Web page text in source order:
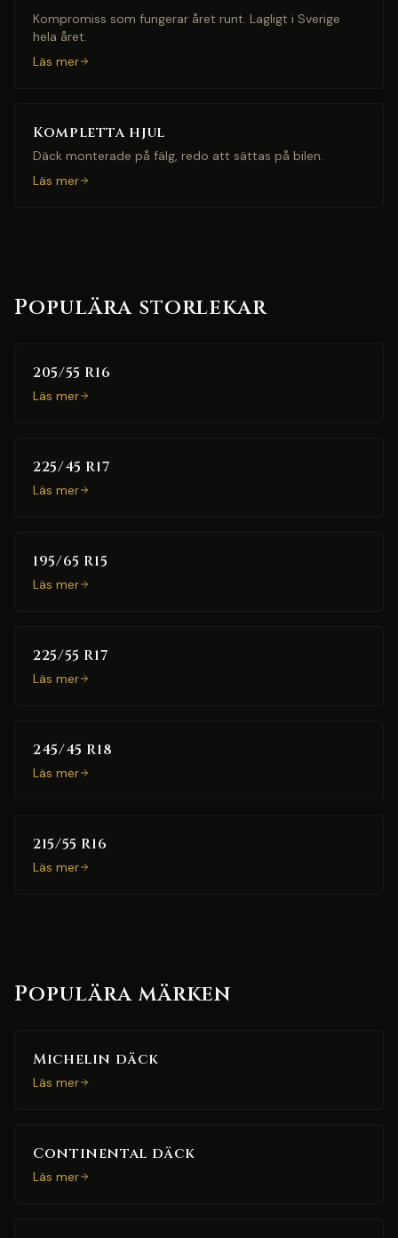
Kompromiss som fungerar året runt. Lagligt i Sverige
hela året.
Läs mer
Kompletta hjul
Däck monterade på fälg, redo att sättas på bilen.
Läs mer
Populära storlekar
205/55 R16
Läs mer
225/45 R17
Läs mer
195/65 R15
Läs mer
225/55 R17
Läs mer
245/45 R18
Läs mer
215/55 R16
Läs mer
Populära märken
Michelin däck
Läs mer
Continental däck
Läs mer